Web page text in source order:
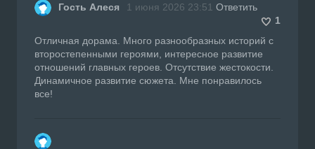
Гость Алеся 1 июня 2026 23:51 Ответить
1
Отличная дорама. Много разнообразных историй с
второстепенными героями, интересное развитие
отношений главных героев. Отсутствие жестокости.
Динамичное развитие сюжета. Мне понравилось
все!